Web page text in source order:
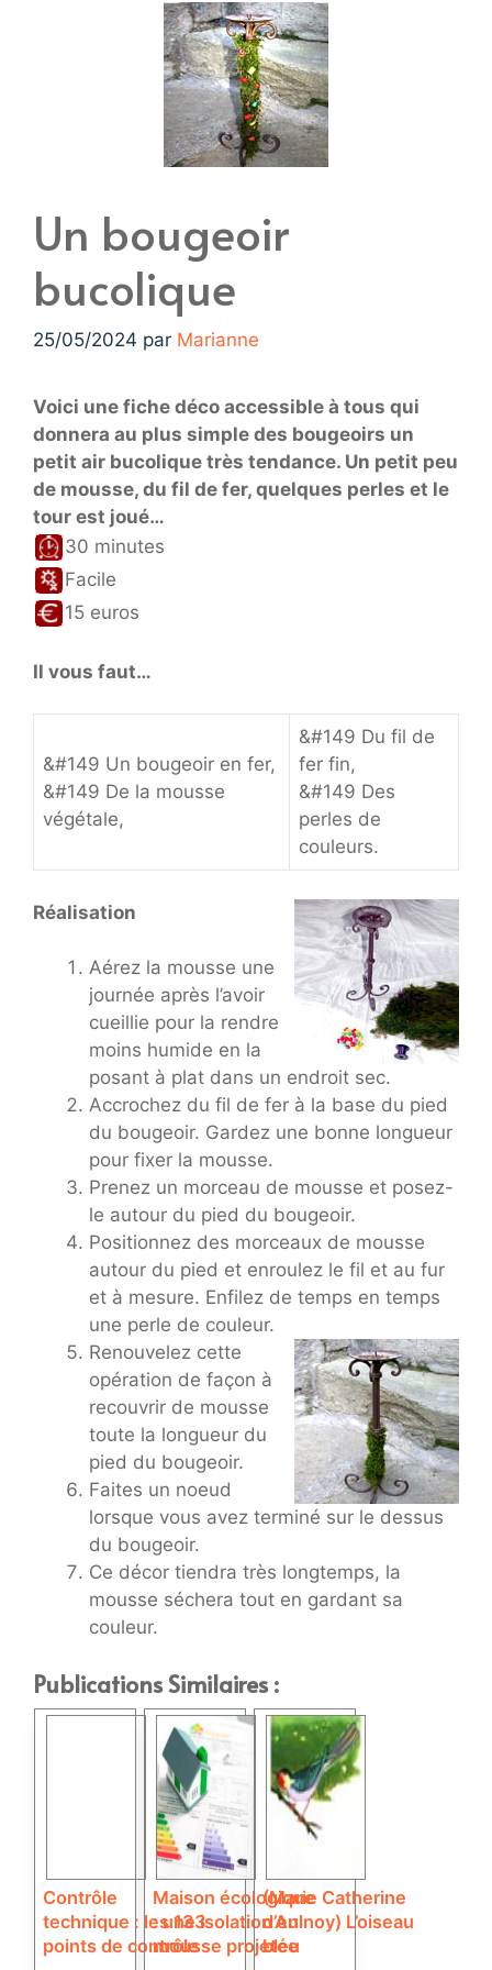
Un bougeoir
bucolique
25/05/2024 par Marianne
Voici une fiche déco accessible à tous qui
donnera au plus simple des bougeoirs un
petit air bucolique très tendance. Un petit peu
de mousse, du fil de fer, quelques perles et le
tour est joué…
30 minutes
Facile
15 euros
Il vous faut…
&#149 Un bougeoir en fer,
&#149 De la mousse
végétale,
&#149 Du fil de
fer fin,
&#149 Des
perles de
couleurs.
Réalisation
Aérez la mousse une
journée après l’avoir
cueillie pour la rendre
moins humide en la
posant à plat dans un endroit sec.
Accrochez du fil de fer à la base du pied
du bougeoir. Gardez une bonne longueur
pour fixer la mousse.
Prenez un morceau de mousse et posez-
le autour du pied du bougeoir.
Positionnez des morceaux de mousse
autour du pied et enroulez le fil et au fur
et à mesure. Enfilez de temps en temps
une perle de couleur.
Renouvelez cette
opération de façon à
recouvrir de mousse
toute la longueur du
pied du bougeoir.
Faites un noeud
lorsque vous avez terminé sur le dessus
du bougeoir.
Ce décor tiendra très longtemps, la
mousse séchera tout en gardant sa
couleur.
Publications Similaires :
Contrôle
technique : les 133
points de contrôle
Maison écologique
: une isolation en
mousse projetée
(Marie Catherine
d’Aulnoy) L’oiseau
bleu